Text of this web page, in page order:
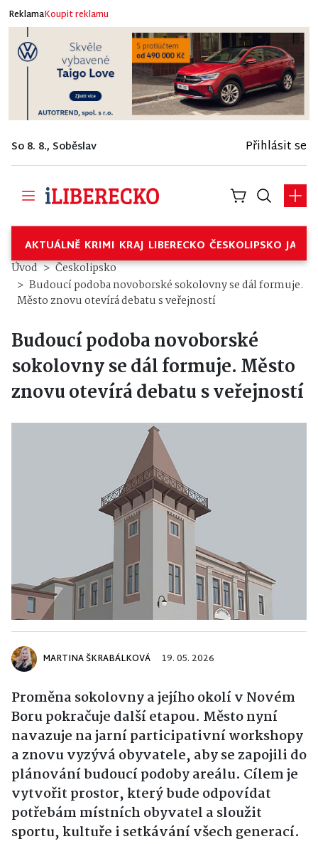
ReklamaKoupit reklamu
So 8. 8., Soběslav Přihlásit se
AKTUÁLNĚ KRIMI KRAJ LIBERECKO ČESKOLIPSKO
Úvod
Českolipsko
Budoucí podoba novoborské sokolovny se dál formuje.
Město znovu otevírá debatu s veřejností
Budoucí podoba novoborské
sokolovny se dál formuje. Město
znovu otevírá debatu s veřejností
MARTINA ŠKRABÁLKOVÁ 19. 05. 2026
Proměna sokolovny a jejího okolí v Novém
Boru pokračuje další etapou. Město nyní
navazuje na jarní participativní workshopy
a znovu vyzývá obyvatele, aby se zapojili do
plánování budoucí podoby areálu. Cílem je
vytvořit prostor, který bude odpovídat
potřebám místních obyvatel a sloužit
sportu, kultuře i setkávání všech generací.